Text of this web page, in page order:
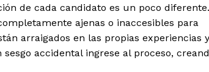
de cada candidato es un poco diferente.
ajenas o inaccesibles para
arraigados en las propias experiencias y
accidental ingrese al proceso,